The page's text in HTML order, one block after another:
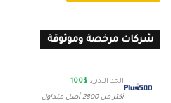
شركات مرخصة وموثوقة
الحد الأدنى: $100
أكثر من 2800 أصل متداول